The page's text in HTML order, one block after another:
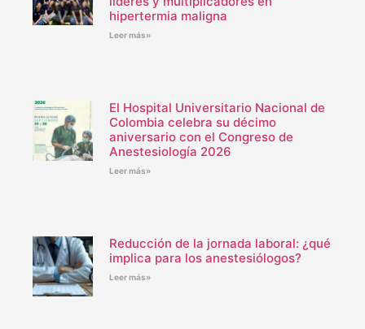
hipertermia maligna
Leer más»
El Hospital Universitario Nacional de
Colombia celebra su décimo
aniversario con el Congreso de
Anestesiología 2026
Leer más»
Reducción de la jornada laboral: ¿qué
implica para los anestesiólogos?
Leer más»